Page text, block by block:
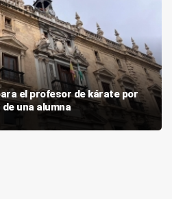
el profesor de kárate por
una alumna